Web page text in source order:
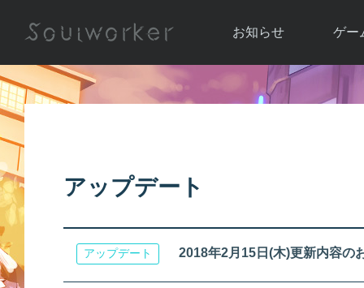
お知らせ
お知らせ一覧
ゲー
ソウ
アップ
アップデート
アップデート 2018年2月15日(木)更新内容の